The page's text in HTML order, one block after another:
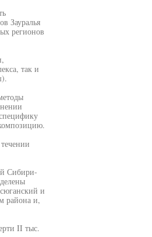
Зауралья
регионов
так и
Сибири-
и
района и,
II тыс.